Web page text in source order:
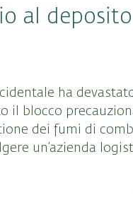
al
ha
il blocco
dei fumi di
un’azienda